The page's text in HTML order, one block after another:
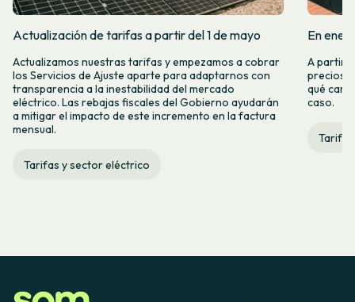
Actualización de tarifas a partir del 1 de mayo
Actualizamos nuestras tarifas y empezamos a cobrar
los Servicios de Ajuste aparte para adaptarnos con
transparencia a la inestabilidad del mercado
eléctrico. Las rebajas fiscales del Gobierno ayudarán
a mitigar el impacto de este incremento en la factura
mensual.
Tarifas y sector eléctrico
En
A partir
precios
qué
caso.